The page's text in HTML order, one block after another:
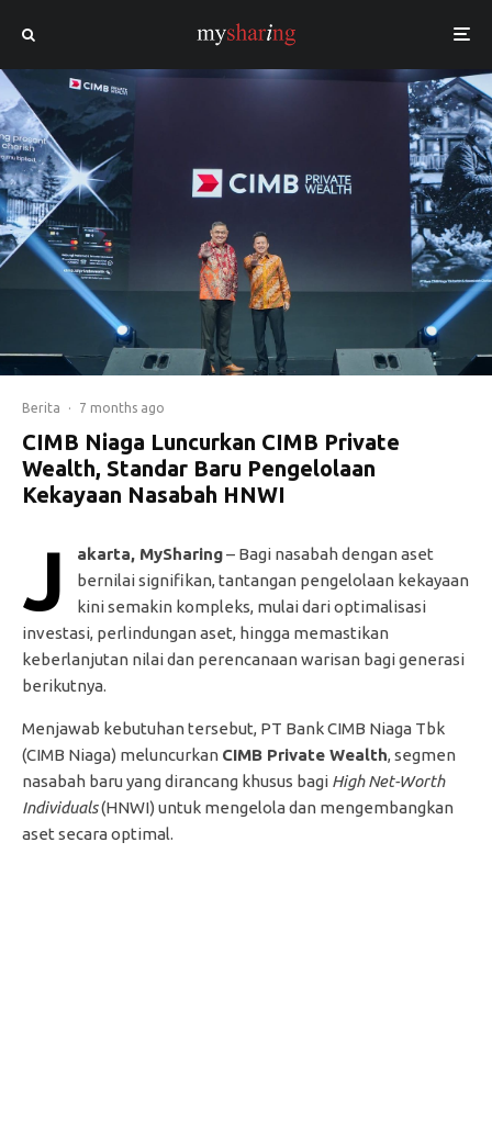
Berita · 7 months ago
CIMB Niaga Luncurkan CIMB Private
Wealth, Standar Baru Pengelolaan
Kekayaan Nasabah HNWI
J akarta, MySharing– Bagi nasabah dengan aset
bernilai signifikan, tantangan pengelolaan kekayaan
kini semakin kompleks, mulai dari optimalisasi
investasi, perlindungan aset, hingga memastikan
keberlanjutan nilai dan perencanaan warisan bagi generasi
berikutnya.
Menjawab kebutuhan tersebut, PT Bank CIMB Niaga Tbk
(CIMB Niaga) meluncurkan CIMB Private Wealth, segmen
nasabah baru yang dirancang khusus bagi High Net-Worth
Individuals(HNWI) untuk mengelola dan mengembangkan
aset secara optimal.